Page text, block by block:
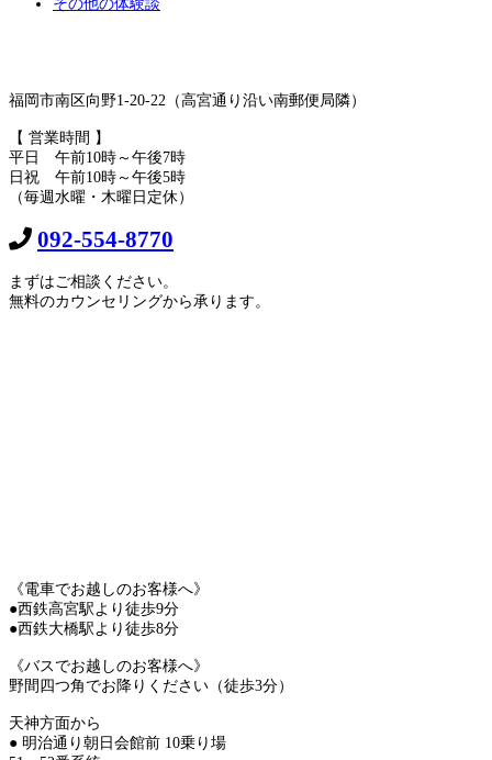
その他の体験談
福岡市南区向野1-20-22（高宮通り沿い南郵便局隣）
【 営業時間 】
平日 午前10時～午後7時
日祝 午前10時～午後5時
（毎週水曜・木曜日定休）
092-554-8770
まずはご相談ください。
無料のカウンセリングから承ります。
《電車でお越しのお客様へ》
●西鉄高宮駅より徒歩9分
●西鉄大橋駅より徒歩8分
《バスでお越しのお客様へ》
野間四つ角でお降りください（徒歩3分）
天神方面から
● 明治通り朝日会館前 10乗り場